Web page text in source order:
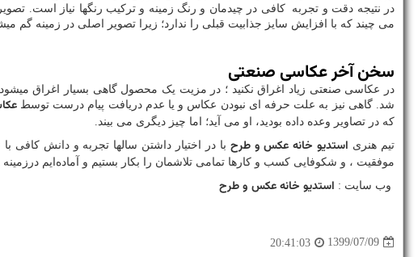
در نتیجه دقت و تجربه کافی در چیدمان و رنگ زمینه و ترکیب رنگها نیاز است.
می چیند که با افزایش سایز جذابیت قبلی را ندارد؛ زیرا تصویر اصلی در زمینه
سخن آخر عکاسی صنعتی
در عکاسی صنعتی زیاد اغراق نکنید ؛ در مزیت یک محصول گاهی بسیار اغراق
شد. گاهی نیز به علت حرفه ای نبودن عکاس و یا عدم دریافت پیام درست توسط
که در تصاویر وعده داده بودید، او می آید؛ اما چیز دیگری می بیند.
تیم هنری استدیو خانه عکس و طرح با در اختیار داشتن سالها تجربه و دانش کافی
موفقیت ، و شکوفایی کسب و کارها تمامی تلاشمان را بکار بستیم و آماده‌ایم
وب سایت : استدیو خانه عکس و طرح
1399/07/09
20:41:03